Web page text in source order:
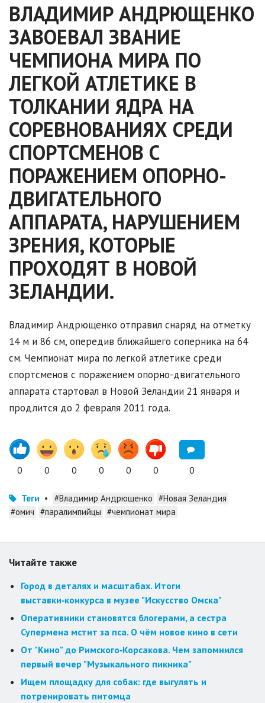
ВЛАДИМИР АНДРЮЩЕНКО
ЗАВОЕВАЛ ЗВАНИЕ
ЧЕМПИОНА МИРА ПО
ЛЕГКОЙ АТЛЕТИКЕ В
ТОЛКАНИИ ЯДРА НА
СОРЕВНОВАНИЯХ СРЕДИ
СПОРТСМЕНОВ С
ПОРАЖЕНИЕМ ОПОРНО-
ДВИГАТЕЛЬНОГО
АППАРАТА, НАРУШЕНИЕМ
ЗРЕНИЯ, КОТОРЫЕ
ПРОХОДЯТ В НОВОЙ
ЗЕЛАНДИИ.
Владимир Андрющенко отправил снаряд на отметку
14 м и 86 см, опередив ближайшего соперника на 64
см. Чемпионат мира по легкой атлетике среди
спортсменов с поражением опорно-двигательного
аппарата стартовал в Новой Зеландии 21 января и
продлится до 2 февраля 2011 года.
0 0 0 0 0 0 0
Теги • #Владимир Андрющенко #Новая Зеландия
#омич #паралимпийцы #чемпионат мира
Читайте также
Город в деталях и масштабах. Итоги
выставки‑конкурса в музее "Искусство Омска"
Оперативники становятся блогерами, а сестра
Супермена мстит за пса. О чём новое кино в сети
От "Кино" до Римского‑Корсакова. Чем запомнился
первый вечер "Музыкального пикника"
Ищем площадку для собак: где выгулять и
потренировать питомца